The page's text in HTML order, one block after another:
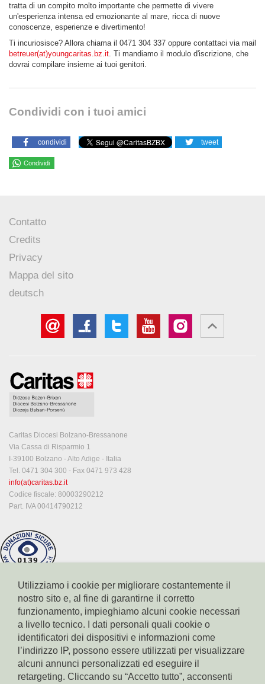
tratta di un compito molto importante che permette di vivere
un'esperienza intensa ed emozionante al mare, ricca di nuove
conoscenze, esperienze e divertimento!
Ti incuriosisce? Allora chiama il 0471 304 337 oppure contattaci via mail
betreuer(at)youngcaritas.bz.it . Ti mandiamo il modulo d'iscrizione, che
dovrai compilare insieme ai tuoi genitori.
Condividi con i tuoi amici
condividi tweet
Condividi
Contatto
Credits
Privacy
Mappa del sito
deutsch
Caritas Diocesi Bolzano-Bressanone
Via Cassa di Risparmio 1
I-39100 Bolzano - Alto Adige - Italia
Tel. 0471 304 300 - Fax 0471 973 428
info(at)caritas.bz.it
Codice fiscale: 80003290212
Part. IVA 00414790212
Conto corrente Cassa di Risparmio di Bolzano
IBAN: IT17X0604511601000000110801
BIC: CRBZIT2B001
Utilizziamo i cookie per migliorare costantemente il
nostro sito e, al fine di garantirne il corretto
funzionamento, impieghiamo alcuni cookie necessari
a livello tecnico. I dati personali quali cookie o
identificatori dei dispositivi e informazioni come
l’indirizzo IP, possono essere utilizzati per visualizzare
alcuni annunci personalizzati ed eseguire il
retargeting. Cliccando su “Accetto tutto”, acconsenti